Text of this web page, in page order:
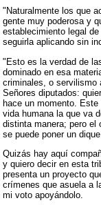
"Naturalmente los que
gente muy poderosa y
establecimiento legal
seguirla aplicando sin
"Esto es la verdad de
dominado en esa
criminales, o servilismo
Señores diputados:
hace un momento.
vida humana la que va
distinta manera; pero el
se puede poner un
Quizás hay aquí
y quiero decir en esta
presenta un proyecto
crímenes que asuela a
mi voto apoyándolo.